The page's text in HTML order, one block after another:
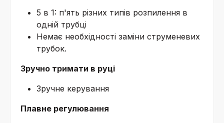
5 в 1: п'ять різних типів розпилення в
одній трубці
Немає необхідності заміни струменевих
трубок.
Зручно тримати в руці
Зручне керування
Плавне регулювання